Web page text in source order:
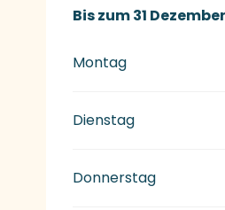
vom20 Februar
Bis zum31
Montag
Dienstag
Donnerstag